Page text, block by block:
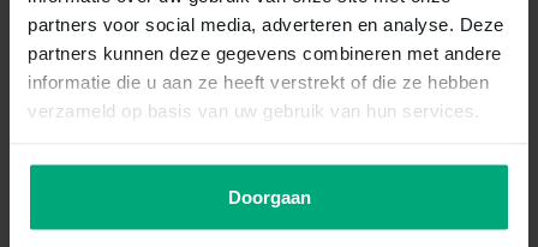
partners voor social media, adverteren en analyse. Deze
partners kunnen deze gegevens combineren met andere
informatie die u aan ze heeft verstrekt of die ze hebben
verzameld op basis van uw gebruik van hun services.
Doorgaan
Recent bekeken